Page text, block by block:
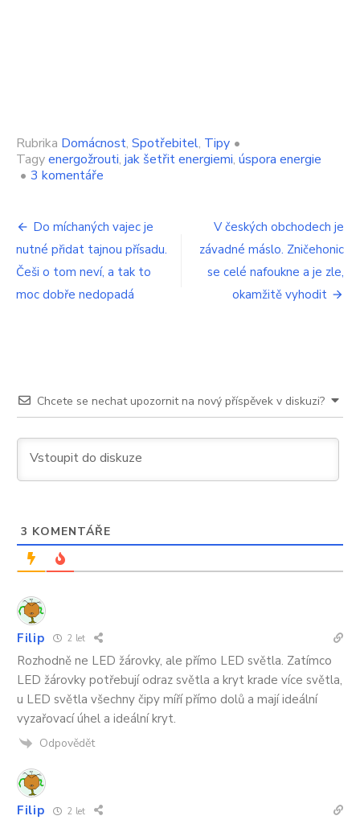
Rubrika Domácnost, Spotřebitel, Tipy •
Tagyenergožrouti, jak šetřit energiemi, úspora energie
• 3 komentáře
názvem
Největší
žrouti
energie
domácnosti.
na
konci
nedoplatíte
Navigace
pro
příspěvek
Do míchaných vajec je
nutné přidat tajnou přísadu.
Češi o tom neví, a tak to
moc dobře nedopadá
V českých obchodech je
závadné máslo. Zničehonic
se celé nafoukne a je zle,
okamžitě vyhodit
Chcete se nechat upozornit na nový příspěvek v diskuzi?
3 KOMENTÁŘE
Filip 2 let
Rozhodně ne LED žárovky, ale přímo LED světla. Zatímco
LED žárovky potřebují odraz světla a kryt krade více světla,
u LED světla všechny čipy míří přímo dolů a mají ideální
vyzařovací úhel a ideální kryt.
Odpovědět
Filip 2 let